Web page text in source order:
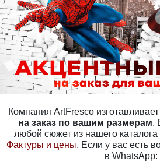
Компания ArtFresco изготавливает
на заказ по вашим размерам.
любой сюжет из нашего
Фактуры и цены. Если у вас есть
в WhatsApp: